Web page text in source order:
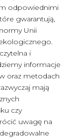
odpowiednimi
gwarantują,
Unii
i
informacje
oraz metodach
mają
czy
uwagę na